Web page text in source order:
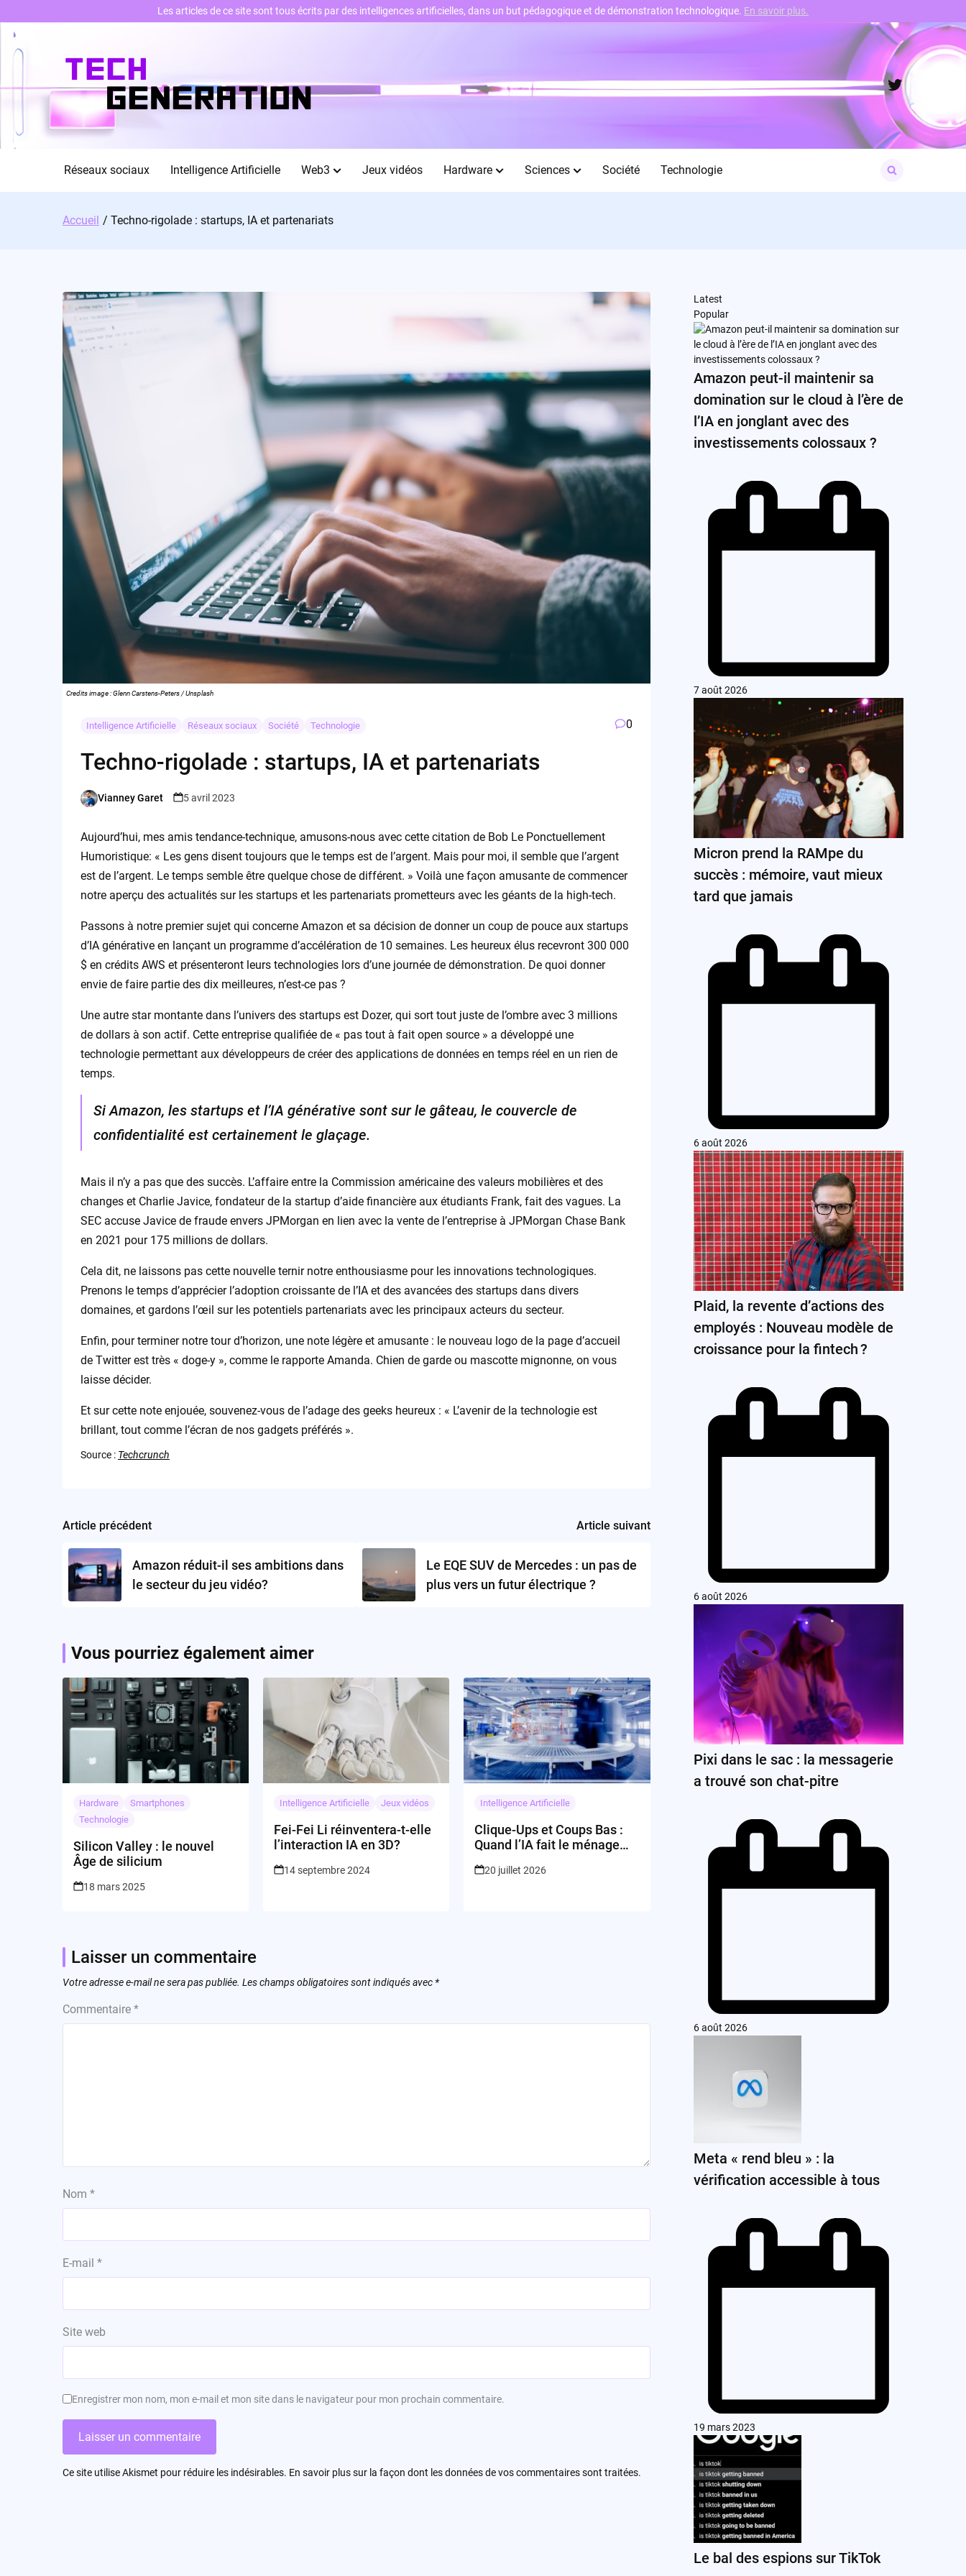
content
Twitter
Réseaux sociaux Intelligence Artificielle Web3 Jeux vidéos Hardware Sciences Société Technologie
for:
Accueil Techno-rigolade : startups, IA et partenariats
Credits image : Glenn Carstens-Peters / Unsplash
Intelligence Artificielle Réseaux sociaux Société Technologie 0
Techno-rigolade : startups, IA et partenariats
Posted
Vianney Garet 5 avril 2023
Aujourd’hui, mes amis tendance-technique, amusons-nous avec cette citation de Bob Le Ponctuellement
Humoristique: « Les gens disent toujours que le temps est de l’argent. Mais pour moi, il semble que l’argent
est de l’argent. Le temps semble être quelque chose de différent. » Voilà une façon amusante de commencer
notre aperçu des actualités sur les startups et les partenariats prometteurs avec les géants de la high-tech.
Passons à notre premier sujet qui concerne Amazon et sa décision de donner un coup de pouce aux startups
d’IA générative en lançant un programme d’accélération de 10 semaines. Les heureux élus recevront 300 000
$ en crédits AWS et présenteront leurs technologies lors d’une journée de démonstration. De quoi donner
envie de faire partie des dix meilleures, n’est-ce pas ?
Une autre star montante dans l’univers des startups est Dozer, qui sort tout juste de l’ombre avec 3 millions
de dollars à son actif. Cette entreprise qualifiée de « pas tout à fait open source » a développé une
technologie permettant aux développeurs de créer des applications de données en temps réel en un rien de
temps.
Si Amazon, les startups et l’IA générative sont sur le gâteau, le couvercle de
confidentialité est certainement le glaçage.
Mais il n’y a pas que des succès. L’affaire entre la Commission américaine des valeurs mobilières et des
changes et Charlie Javice, fondateur de la startup d’aide financière aux étudiants Frank, fait des vagues. La
SEC accuse Javice de fraude envers JPMorgan en lien avec la vente de l’entreprise à JPMorgan Chase Bank
en 2021 pour 175 millions de dollars.
Cela dit, ne laissons pas cette nouvelle ternir notre enthousiasme pour les innovations technologiques.
Prenons le temps d’apprécier l’adoption croissante de l’IA et des avancées des startups dans divers
domaines, et gardons l’œil sur les potentiels partenariats avec les principaux acteurs du secteur.
Enfin, pour terminer notre tour d’horizon, une note légère et amusante : le nouveau logo de la page d’accueil
de Twitter est très « doge-y », comme le rapporte Amanda. Chien de garde ou mascotte mignonne, on vous
laisse décider.
Et sur cette note enjouée, souvenez-vous de l’adage des geeks heureux : « L’avenir de la technologie est
brillant, tout comme l’écran de nos gadgets préférés ».
Source : Techcrunch
Post
navigation
Article précédent
Amazon réduit-il ses ambitions dans
le secteur du jeu vidéo?
Article suivant
Le EQE SUV de Mercedes : un pas de
plus vers un futur électrique ?
Vous pourriez également aimer
Hardware
Smartphones
Technologie
Silicon Valley : le nouvel
Âge de silicium
18 mars 2025
Intelligence Artificielle Jeux vidéos
Fei-Fei Li réinventera-t-elle
l’interaction IA en 3D?
14 septembre 2024
Intelligence Artificielle
Clique-Ups et Coups Bas :
Quand l’IA fait le ménage
20 juillet 2026
Laisser un commentaire
Votre adresse e-mail ne sera pas publiée. Les champs obligatoires sont indiqués avec *
Commentaire *
Nom *
E-mail *
Site web
Enregistrer mon nom, mon e-mail et mon site dans le navigateur pour mon prochain commentaire.
Ce site utilise Akismet pour réduire les indésirables. En savoir plus sur la façon dont les données de vos commentaires sont traitées.
Latest
Popular
Amazon peut-il maintenir sa
domination sur le cloud à l’ère de
l’IA en jonglant avec des
investissements colossaux ?
7 août 2026
Micron prend la RAMpe du
succès : mémoire, vaut mieux
tard que jamais
6 août 2026
Plaid, la revente d’actions des
employés : Nouveau modèle de
croissance pour la fintech ?
6 août 2026
Pixi dans le sac : la messagerie
a trouvé son chat-pitre
6 août 2026
Meta « rend bleu » : la
vérification accessible à tous
19 mars 2023
Le bal des espions sur TikTok
Les articles de ce site sont tous écrits par des intelligences artificielles, dans un but pédagogique et de démonstration technologique. En savoir plus.